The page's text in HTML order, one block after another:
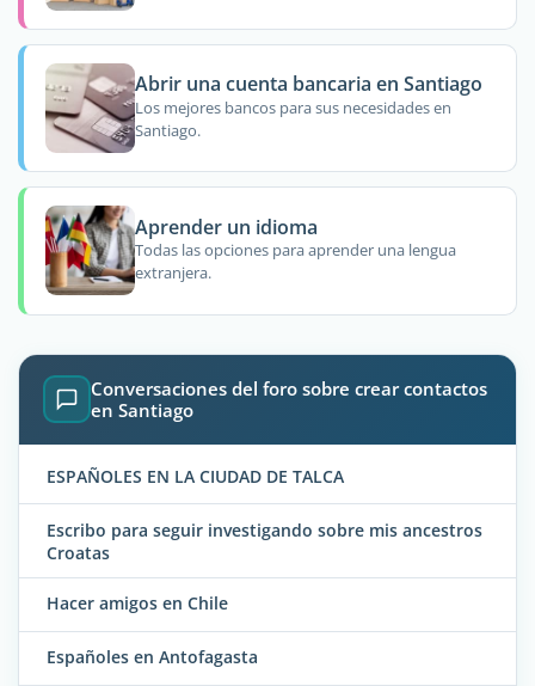
Abrir una cuenta bancaria en Santiago
Los mejores bancos para sus necesidades en
Santiago.
Aprender un idioma
Todas las opciones para aprender una lengua
extranjera.
Conversaciones del foro sobre crear contactos
en Santiago
ESPAÑOLES EN LA CIUDAD DE TALCA
Escribo para seguir investigando sobre mis ancestros
Croatas
Hacer amigos en Chile
Españoles en Antofagasta